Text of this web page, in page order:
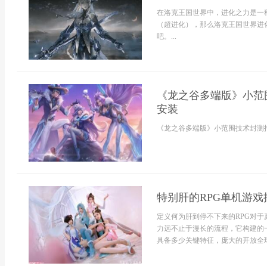
在洛克王国世界中，进化之力是
（超进化），那么洛克王国世界
吧。...
《龙之谷多端版》小
安装
《龙之谷多端版》小范围技术封测
特别肝的RPG单机游
定义何为肝到停不下来的RPG对
力远不止于漫长的流程，它构建
具备多少关键特征，庞大的开放